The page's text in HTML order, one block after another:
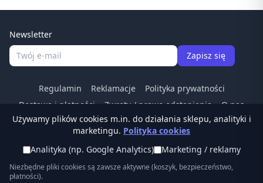
Newsletter
Zapisz się
Regulamin Reklamacje
Polityka prywatności
Dostawa i płatności
Zwroty / prawo odstapienia
O nas
Kontakt
Odstąp od umowy
Tel: (22) 266 83 84
© Ostrzalkilansky.pl ·
sklep@ostrzalkilansky.pl
Używamy plików cookies m.in. do działania sklepu, analityki i
marketingu. Polityka cookies
Analityka (np. Google Analytics)
Marketing / reklamy
Niezbędne pliki cookies są zawsze aktywne (koszyk, bezpieczeństwo,
płatności).